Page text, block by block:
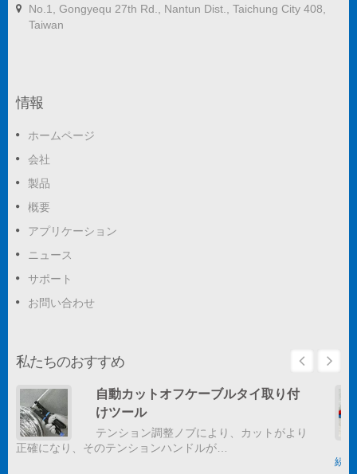
No.1, Gongyequ 27th Rd., Nantun Dist., Taichung City 408,
Taiwan
情報
ホームページ
会社
製品
概要
アプリケーション
ニュース
サポート
お問い合わせ
私たちのおすすめ
自動カットオフケーブルタイ取り付
けツール
テンション調整ノブにより、カットがより
正確になり、そのテンションハンドルが…
続